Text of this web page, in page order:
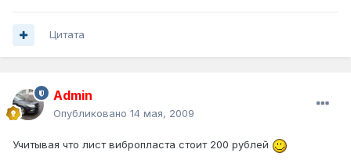
Цитата
Admin
Опубликовано 14 мая, 2009
Учитывая что лист вибропласта стоит 200 рублей